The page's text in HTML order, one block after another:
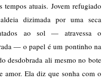
tempos atuais. Jovem refugiado
dizimada por uma seca
ao sol — atravessa o
— o papel é um pontinho na
desdobrada ali mesmo no bote
amor. Ela diz que sonha com o